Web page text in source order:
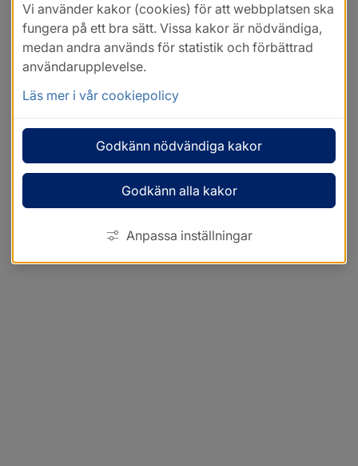
Vi använder kakor (cookies) för att webbplatsen ska
fungera på ett bra sätt. Vissa kakor är nödvändiga,
medan andra används för statistik och förbättrad
användarupplevelse.
Läs mer i vår cookiepolicy
Godkänn nödvändiga kakor
Godkänn alla kakor
Anpassa inställningar